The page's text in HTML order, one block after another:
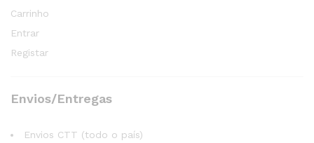
Carrinho
Entrar
Registar
Envios/Entregas
Envios CTT (todo o país)